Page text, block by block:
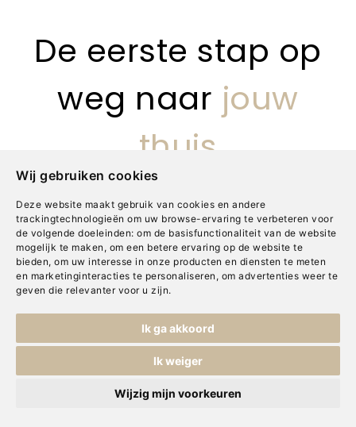
Wij gebruiken cookies
Deze website maakt gebruik van cookies en andere
trackingtechnologieën om uw browse-ervaring te verbeteren voor
de volgende doeleinden: om de basisfunctionaliteit van de website
mogelijk te maken , om een betere ervaring op de website te
bieden, om uw interesse in onze producten en diensten te meten
en marketinginteracties te personaliseren , om advertenties weer te
geven die relevanter voor u zijn.
Ik ga akkoord
Ik weiger
Wijzig mijn voorkeuren
De eerste stap op
weg naar jouw
thuis
Mogen we iets voor je
doen?